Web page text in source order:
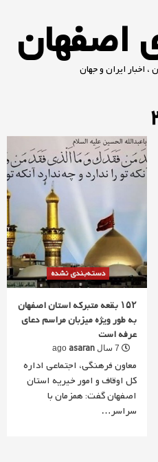
اصفهان
اخبار ایران و جهان
دسته‌بندی نشده
۱۵۲ بقعه متبرکه استان اصفهان
به طور ویژه میزبان مراسم دعای
عرفه است
asaran
معاون فرهنگی، اجتماعی اداره
کل اوقاف و امور خیریه استان
اصفهان گفت: همزمان با
سراسر…